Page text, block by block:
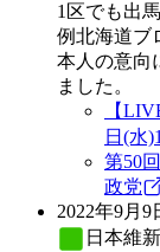
1区でも出
例北海道ブ
本人の意向
ました。
【
日(水
第50
政党
2022年9月9
日本維